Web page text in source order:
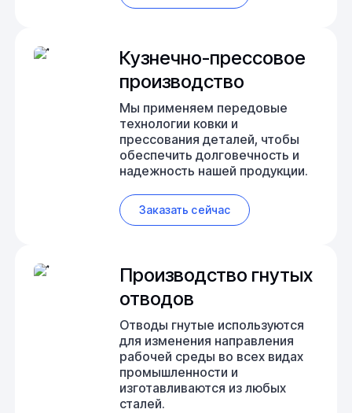
Кузнечно-прессовое
производство
Мы применяем передовые
технологии ковки и
прессования деталей, чтобы
обеспечить долговечность и
надежность нашей продукции.
Заказать сейчас
Производство гнутых
отводов
Отводы гнутые используются
для изменения направления
рабочей среды во всех видах
промышленности и
изготавливаются из любых
сталей.